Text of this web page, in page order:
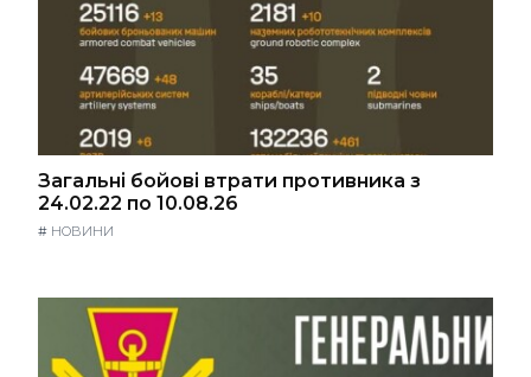
Загальні бойові втрати противника з
24.02.22 по 10.08.26
# НОВИНИ